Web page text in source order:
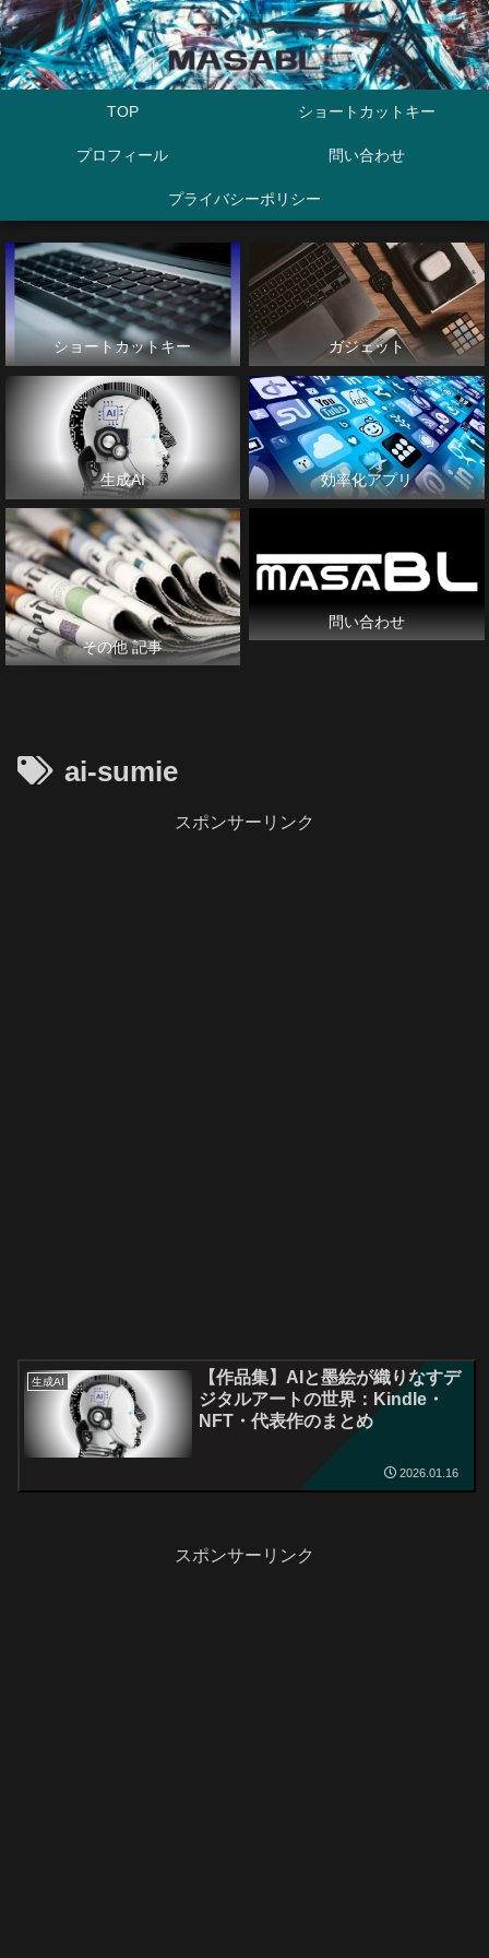
TOP ショートカットキー
プロフィール 問い合わせ
プライバシーポリシー
ショートカットキー ガジェット
生成AI 効率化アプリ
その他 記事
問い合わせ
ai-sumie
スポンサーリンク
生成AI
【作品集】AIと墨絵が織りなすデ
ジタルアートの世界：Kindle・
NFT・代表作のまとめ
2026.01.16
スポンサーリンク